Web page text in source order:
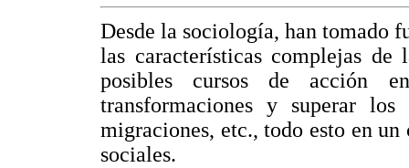
Desde la sociología, han tomado
las características complejas
posibles cursos de acción
transformaciones y superar
migraciones, etc., todo esto en
sociales.